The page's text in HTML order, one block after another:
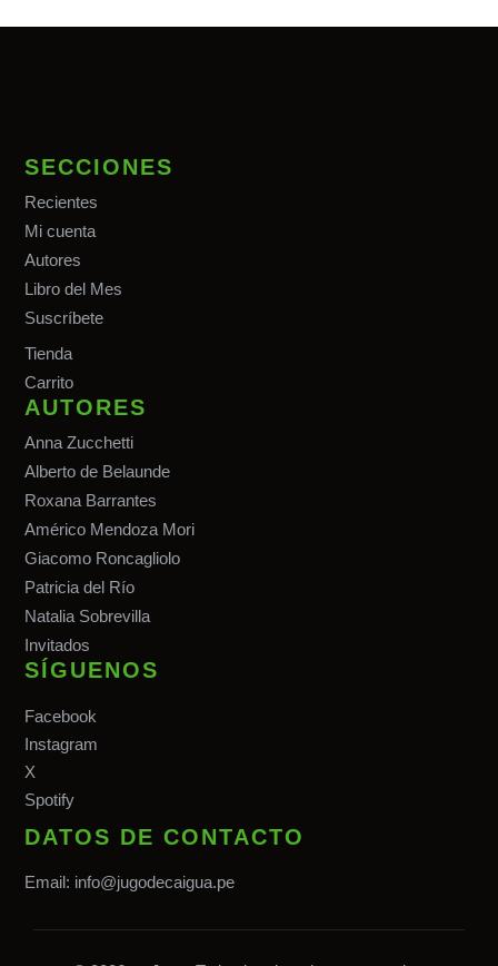
SECCIONES
Recientes
Mi cuenta
Autores
Libro del Mes
Suscríbete
Tienda
Carrito
AUTORES
Anna Zucchetti
Alberto de Belaunde
Roxana Barrantes
Américo Mendoza Mori
Giacomo Roncagliolo
Patricia del Río
Natalia Sobrevilla
Invitados
SÍGUENOS
Facebook
Instagram
X
Spotify
DATOS DE CONTACTO
Email: info@jugodecaigua.pe